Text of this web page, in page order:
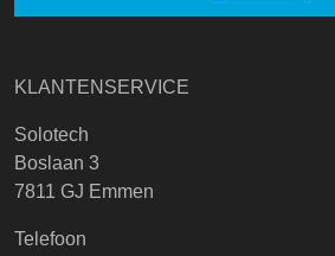
KLANTENSERVICE
Solotech
Boslaan 3
7811 GJ Emmen
Telefoon